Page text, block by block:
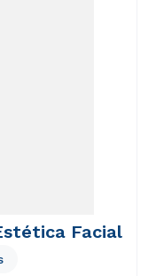
Facial